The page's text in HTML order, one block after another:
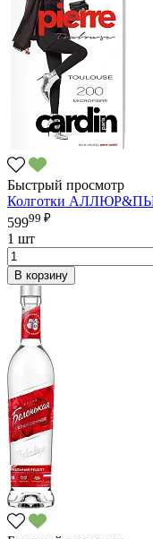
Быстрый просмотр
Колготки
59999 ₽
1 шт
В корзину